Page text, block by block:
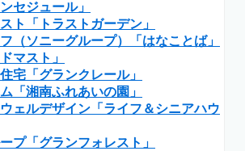
セジュール」
ト「トラストガーデン」
（ソニーグループ）「はなことば」
マスト」
宅「グランクレール」
「湘南ふれあいの園」
ェルデザイン「ライフ＆シニアハウ
プ「グランフォレスト」